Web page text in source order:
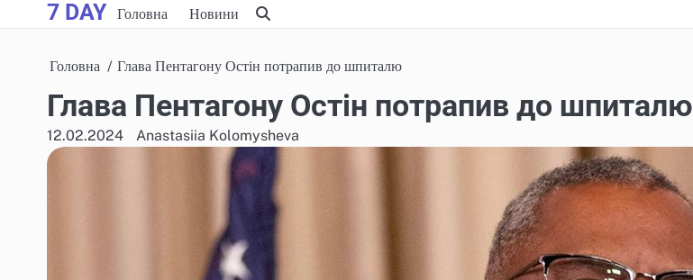
to
7 DAY Головна Новини
Головна Глава Пентагону Остін потрапив до шпиталю
Глава Пентагону Остін потрапив до шпиталю
12.02.2024 Anastasiia Kolomysheva